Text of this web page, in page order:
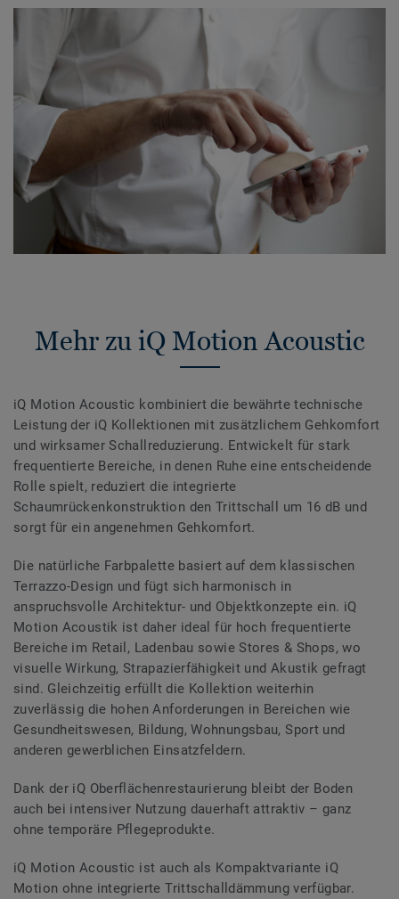
Mehr zu iQ Motion Acoustic
iQ Motion Acoustic kombiniert die bewährte technische
Leistung der iQ Kollektionen mit zusätzlichem Gehkomfort
und wirksamer Schallreduzierung. Entwickelt für stark
frequentierte Bereiche, in denen Ruhe eine entscheidende
Rolle spielt, reduziert die integrierte
Schaumrückenkonstruktion den Trittschall um 16 dB und
sorgt für ein angenehmen Gehkomfort.
Die natürliche Farbpalette basiert auf dem klassischen
Terrazzo-Design und fügt sich harmonisch in
anspruchsvolle Architektur- und Objektkonzepte ein. iQ
Motion Acoustik ist daher ideal für hoch frequentierte
Bereiche im Retail, Ladenbau sowie Stores & Shops, wo
visuelle Wirkung, Strapazierfähigkeit und Akustik gefragt
sind. Gleichzeitig erfüllt die Kollektion weiterhin
zuverlässig die hohen Anforderungen in Bereichen wie
Gesundheitswesen, Bildung, Wohnungsbau, Sport und
anderen gewerblichen Einsatzfeldern.
Dank der iQ Oberflächenrestaurierung bleibt der Boden
auch bei intensiver Nutzung dauerhaft attraktiv – ganz
ohne temporäre Pflegeprodukte.
iQ Motion Acoustic ist auch als Kompaktvariante iQ
Motion ohne integrierte Trittschalldämmung verfügbar.